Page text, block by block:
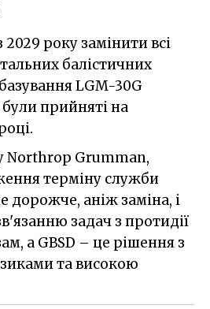
балістичних
LGM-30G
прийняті на
Northrop Grumman,
терміну служби
дорожче, аніж заміна, і
задач з протидії
а GBSD – це рішення з
та високою